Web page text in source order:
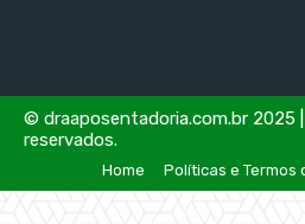
© draaposentadoria.com.br 2025
reservados.
Home Políticas e Termos